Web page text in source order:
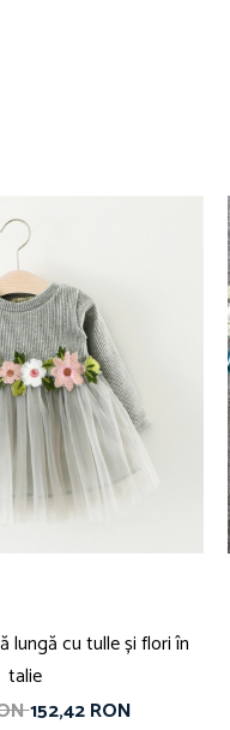
lungă cu tulle și flori în
talie
152,42 RON